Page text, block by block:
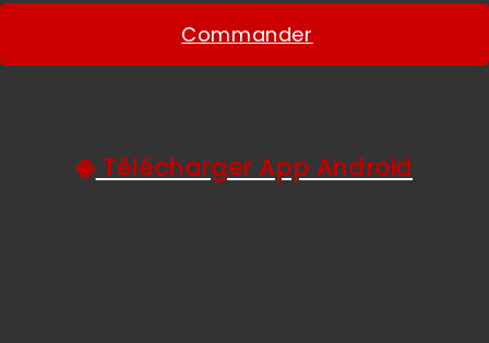
Commander
Télécharger App Android